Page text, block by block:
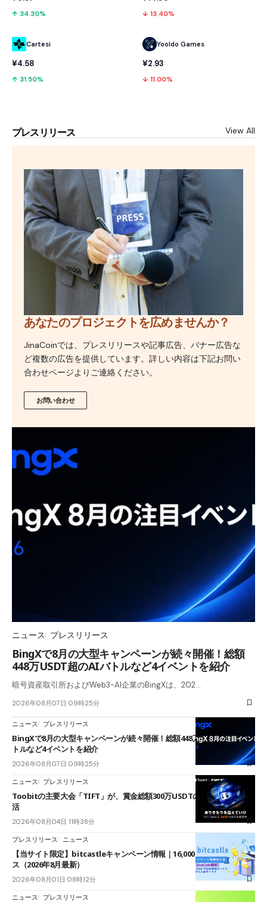
↑ 34.30%
Cartesi
¥4.58
↑ 31.50%
↓ 13.40%
Yooldo Games
¥2.93
↓ 11.00%
プレスリリース View All
あなたのプロジェクトを広めませんか？
JinaCoinでは、プレスリリースや記事広告、バナー広告な
ど複数の広告を提供しています。詳しい内容は下記お問い
合わせページよりご連絡ください。
お問い合わせ
ニュース プレスリリース
BingXで8月の大型キャンペーンが続々開催！総額
448万USDT超のAIバトルなど4イベントを紹介
暗号資産取引所およびWeb3-AI企業のBingXは、202…
2026年08月07日 09時25分
ニュース プレスリリース
BingXで8月の大型キャンペーンが続々開催！総額448万USDT超のAIバ
トルなど4イベントを紹介
2026年08月07日 09時25分
ニュース プレスリリース
Toobitの主要大会「TIFT」が、賞金総額300万USDTのレースとして復
活
2026年08月04日 11時38分
プレスリリース ニュース
【当サイト限定】bitcastleキャンペーン情報｜16,000円口座開設ボーナ
ス（2026年8月最新）
2026年08月01日 08時12分
ニュース プレスリリース